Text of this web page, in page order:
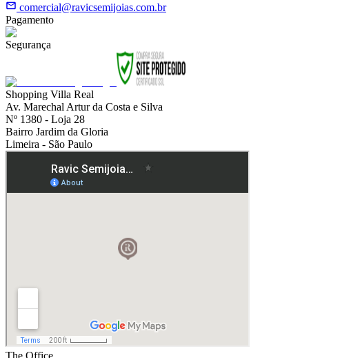
comercial@ravicsemijoias.com.br
Pagamento
Segurança
Shopping Villa Real
Av. Marechal Artur da Costa e Silva
Nº 1380 - Loja 28
Bairro Jardim da Gloria
Limeira - São Paulo
The Office